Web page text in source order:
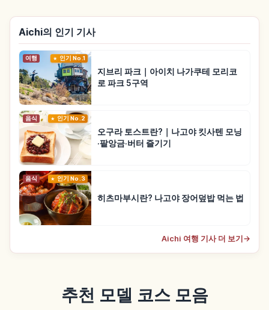
Aichi의 인기 기사
여행 인기 No.1
지브리 파크｜아이치 나가쿠테 모리코
로 파크 5구역
음식 인기 No.2
오구라 토스트란?｜나고야 킷사텐 모닝
·팥앙금·버터 즐기기
음식 인기 No.3
히츠마부시란? 나고야 장어덮밥 먹는 법
Aichi 여행 기사 더 보기 →
추천 모델 코스 모음